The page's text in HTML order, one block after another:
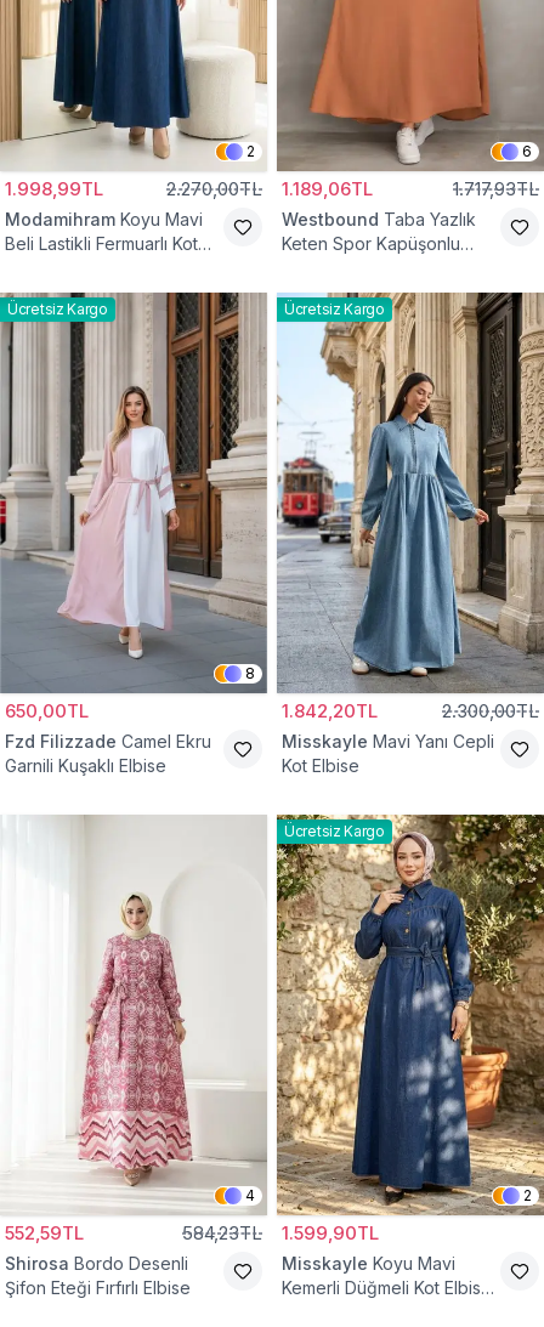
2
1.998,99TL 2.270,00TL
Modamihram Koyu Mavi
Beli Lastikli Fermuarlı Kot
6
1.189,06TL 1.717,93TL
Westbound Taba Yazlık
Keten Spor Kapüşonlu
Tesettür Elbise
Ücretsiz Kargo
8
650,00TL
Fzd Filizzade Camel Ekru
Garnili Kuşaklı Elbise
Ücretsiz Kargo
1.842,20TL 2.300,00TL
Misskayle Mavi Yanı Cepli
Kot Elbise
4
552,59TL 584,23TL
Shirosa Bordo Desenli
Şifon Eteği Fırfırlı Elbise
Ücretsiz Kargo
2
1.599,90TL
Misskayle Koyu Mavi
Kemerli Düğmeli Kot Elbise